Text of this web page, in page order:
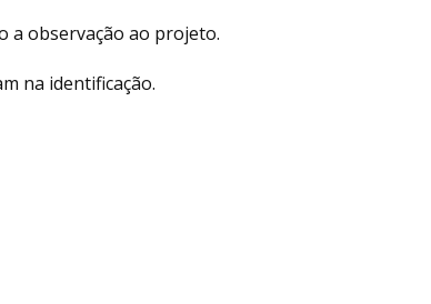
a observação ao projeto.
na identificação.